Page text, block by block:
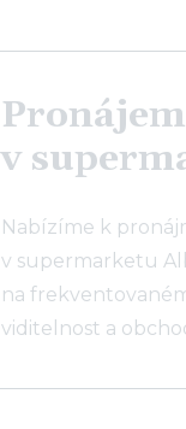
v
Nabízíme k
v supermarketu
na
viditelnost a